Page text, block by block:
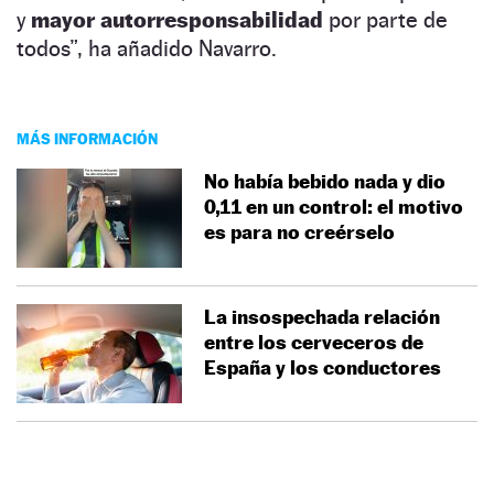
y mayor autorresponsabilidad por parte de
todos”, ha añadido Navarro.
MÁS INFORMACIÓN
No había bebido nada y dio
0,11 en un control: el motivo
es para no creérselo
La insospechada relación
entre los cerveceros de
España y los conductores